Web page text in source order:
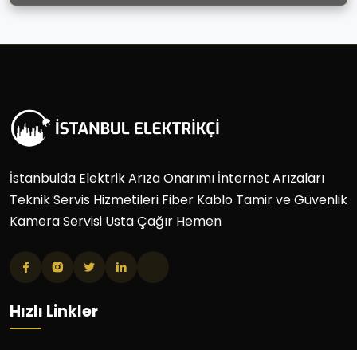
İstanbulda Elektrik Arıza Onarımı İnternet Arızaları
Teknik Servis Hizmetileri Fiber Kablo Tamir ve Güvenlik
Kamera Servisi Usta Çağır Hemen
Hızlı Linkler